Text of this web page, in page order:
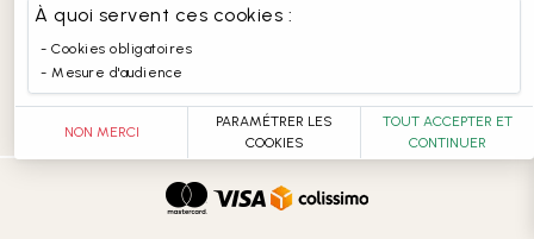
recrutement
accessibilité : partiellement conforme
À quoi servent ces cookies :
Cookies obligatoires
Mesure d'audience
NON MERCI
PARAMÉTRER LES
COOKIES
TOUT ACCEPTER ET
CONTINUER